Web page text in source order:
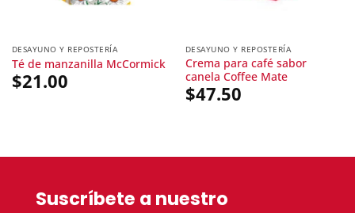
DESAYUNO Y REPOSTERÍA
Té de manzanilla McCormick
$21.00
DESAYUNO Y REPOSTERÍA
Crema para café sabor
canela Coffee Mate
$47.50
Suscríbete a nuestro